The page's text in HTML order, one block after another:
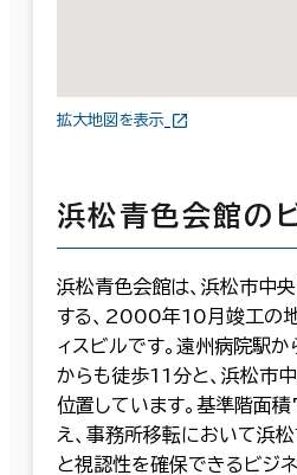
拡大地図を表示
浜松青色会館の
浜松青色会館は、浜松市中
する、2000年10月竣工の
ィスビルです。遠州病院駅
からも徒歩11分と、浜松市
位置しています。基準階面
え、事務所移転において浜
と視認性を確保できるビジ